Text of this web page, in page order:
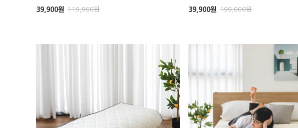
39,900원 119,900원
39,900원 199,000원